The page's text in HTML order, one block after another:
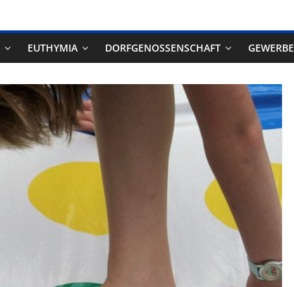
EUTHYMIA DORFGENOSSENSCHAFT GEWERBE